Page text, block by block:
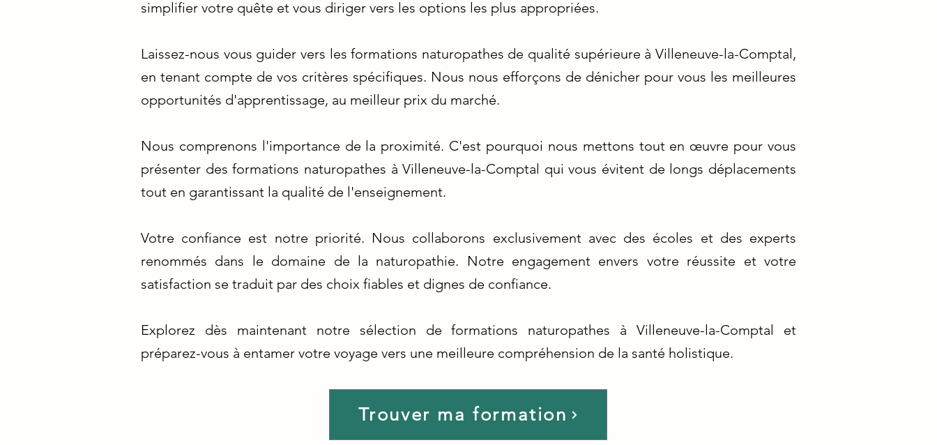
simplifier votre quête et vous diriger vers les options les plus appropriées.
Laissez-nous vous guider vers les formations naturopathes de qualité supérieure à Villeneuve-la-Comptal,
en tenant compte de vos critères spécifiques. Nous nous efforçons de dénicher pour vous les meilleures
opportunités d'apprentissage, au meilleur prix du marché.
Nous comprenons l'importance de la proximité. C'est pourquoi nous mettons tout en œuvre pour vous
présenter des formations naturopathes à Villeneuve-la-Comptal qui vous évitent de longs déplacements
tout en garantissant la qualité de l'enseignement.
Votre confiance est notre priorité. Nous collaborons exclusivement avec des écoles et des experts
renommés dans le domaine de la naturopathie. Notre engagement envers votre réussite et votre
satisfaction se traduit par des choix fiables et dignes de confiance.
Explorez dès maintenant notre sélection de formations naturopathes à Villeneuve-la-Comptal et
préparez-vous à entamer votre voyage vers une meilleure compréhension de la santé holistique.
Trouver ma formation